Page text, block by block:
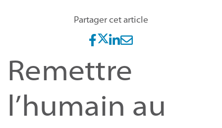
Partager cet article
Remettre
l’humain au